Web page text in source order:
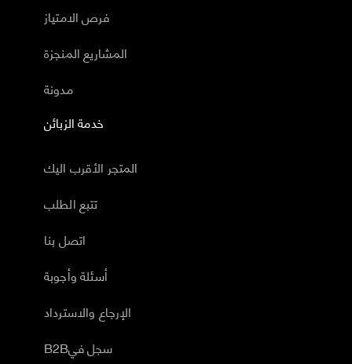
فرص الامتياز
المشاريع المنجزة
مدونة
خدمة الزبائن
المتجر الأقرب اليك
تتبع الطلب
اتصل بنا
أسئلة وأجوبة
الإرجاع والاسترداد
B2Bسجل في